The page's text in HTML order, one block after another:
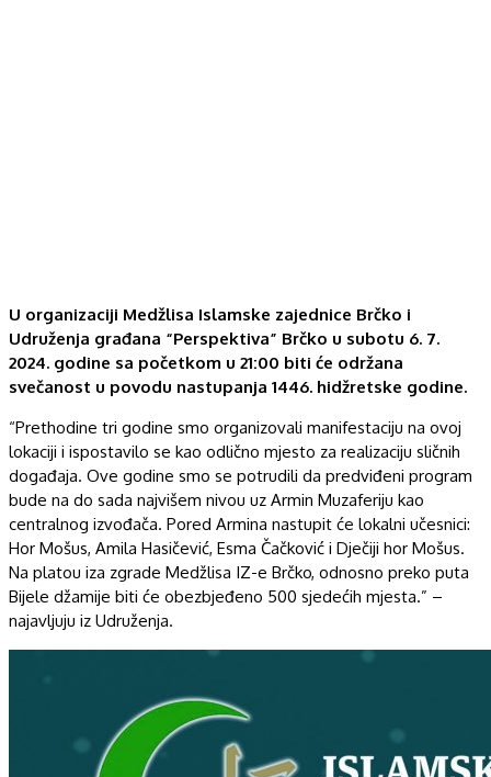
U organizaciji Medžlisa Islamske zajednice Brčko i
Udruženja građana “Perspektiva” Brčko u subotu 6. 7.
2024. godine sa početkom u 21:00 biti će održana
svečanost u povodu nastupanja 1446. hidžretske godine.
“Prethodine tri godine smo organizovali manifestaciju na ovoj
lokaciji i ispostavilo se kao odlično mjesto za realizaciju sličnih
događaja. Ove godine smo se potrudili da predviđeni program
bude na do sada najvišem nivou uz Armin Muzaferiju kao
centralnog izvođača. Pored Armina nastupit će lokalni učesnici:
Hor Mošus, Amila Hasičević, Esma Čačković i Dječiji hor Mošus.
Na platou iza zgrade Medžlisa IZ-e Brčko, odnosno preko puta
Bijele džamije biti će obezbjeđeno 500 sjedećih mjesta.” –
najavljuju iz Udruženja.